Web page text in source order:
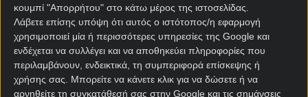
κουμπί "Απορρήτου" στο κάτω μέρος της ιστοσελίδας.
Λάβετε επίσης υπόψη ότι αυτός ο ιστότοπος/η εφαρμογή
χρησιμοποιεί μία ή περισσότερες υπηρεσίες της Google και
ενδέχεται να συλλέγει και να αποθηκεύει πληροφορίες που
περιλαμβάνουν, ενδεικτικά, τη συμπεριφορά επίσκεψης ή
χρήσης σας. Μπορείτε να κάνετε κλικ για να δώσετε ή να
αρνηθείτε τη συγκατάθεσή σας στην Google και τις σημάνσεις